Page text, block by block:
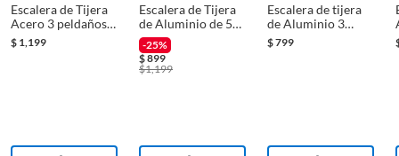
Escalera de Tijera
Acero 3 peldaños
1.3 m hasta 113 kg
$ 1,199
Escalera de Tijera
de Aluminio de 5
Peldaños con
Plataforma 1.66 m
hasta 150 kg
-25%
$899
$1,199
Escalera de tijera
de Aluminio 3
peldaños 59 cm
hasta 150 kg
$799